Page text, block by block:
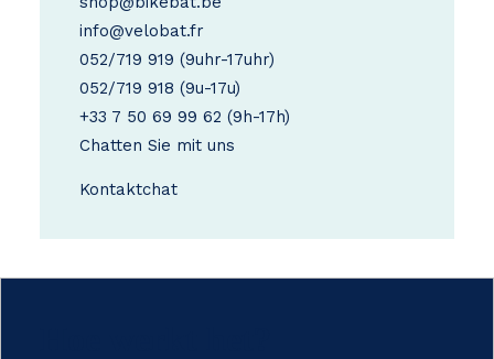
info@velobat.fr
052/719 919 (9uhr-17uhr)
052/719 918 (9u-17u)
+33 7 50 69 99 62 (9h-17h)
Chatten Sie mit uns
Kontaktchat